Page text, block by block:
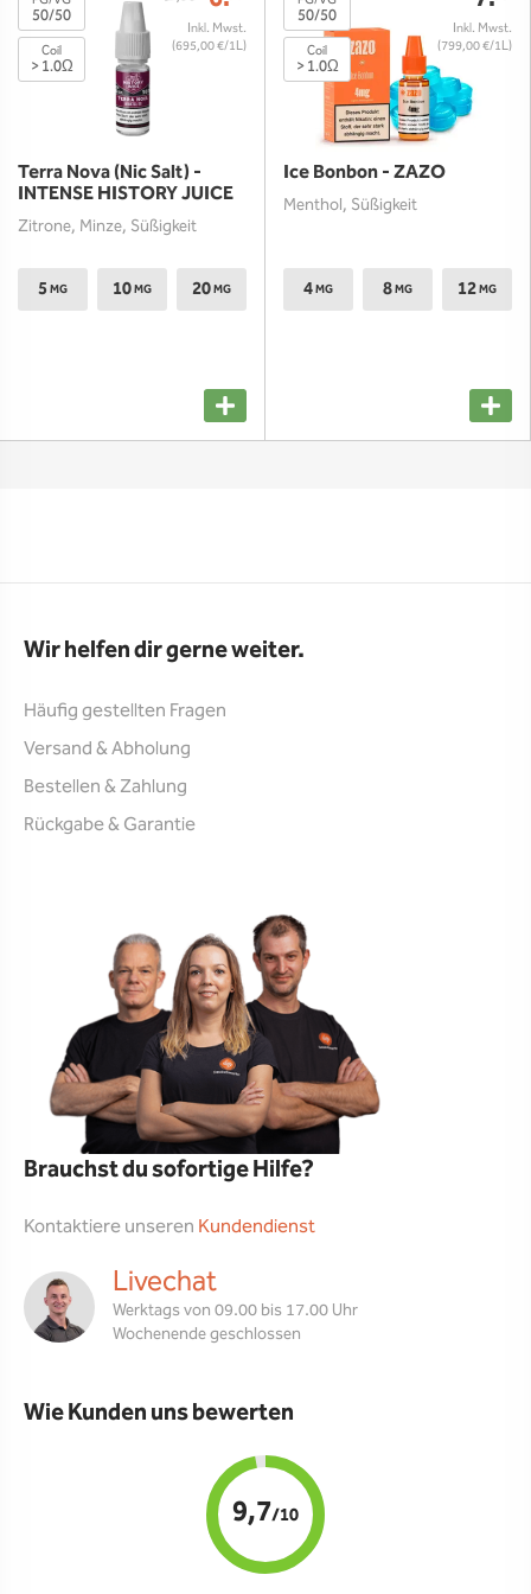
(695,00 €/1L)
50/50
Coil
> 1.0Ω
Terra Nova (Nic Salt) -
INTENSE HISTORY JUICE
Zitrone, Minze, Süßigkeit
5MG 10MG 20MG
(799,00 €/1L)
50/50
Coil
> 1.0Ω
Ice Bonbon - ZAZO
Menthol, Süßigkeit
4MG 8MG 12MG
Wir helfen dir gerne weiter.
Häufig gestellten Fragen
Versand & Abholung
Bestellen & Zahlung
Rückgabe & Garantie
Brauchst du sofortige Hilfe?
Kontaktiere unseren Kundendienst
Livechat
Werktags von 09.00 bis 17.00 Uhr
Wochenende geschlossen
Wie Kunden uns bewerten
9,7/10